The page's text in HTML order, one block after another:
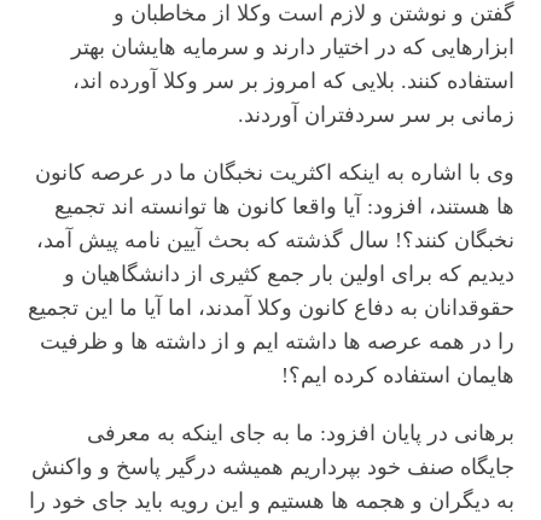
گفتن و نوشتن و لازم است وکلا از مخاطبان و
ابزارهایی که در اختیار دارند و سرمایه هایشان بهتر
استفاده کنند. بلایی که امروز بر سر وکلا آورده اند،
زمانی بر سر سردفتران آوردند.
وی با اشاره به اینکه اکثریت نخبگان ما در عرصه کانون
ها هستند، افزود: آیا واقعا کانون ها توانسته اند تجمیع
نخبگان کنند؟! سال گذشته که بحث آیین نامه پیش آمد،
دیدیم که برای اولین‌ بار جمع کثیری از دانشگاهیان و
حقوقدانان به دفاع کانون وکلا آمدند، اما آیا ما این تجمیع
را در همه عرصه ها داشته ایم و از داشته ها و ظرفیت
هایمان استفاده کرده ایم؟!
برهانی در پایان افزود: ما به جای اینکه به معرفی
جایگاه صنف خود بپرداریم همیشه درگیر پاسخ و واکنش
به دیگران و هجمه ها هستیم و این رویه باید جای خود را